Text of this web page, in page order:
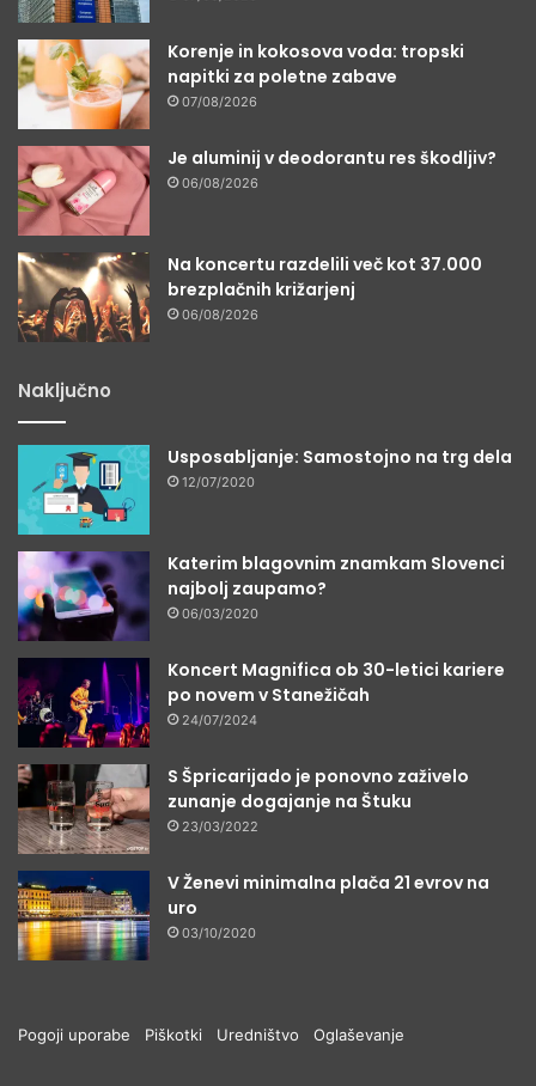
Korenje in kokosova voda: tropski
napitki za poletne zabave
07/08/2026
Je aluminij v deodorantu res škodljiv?
06/08/2026
Na koncertu razdelili več kot 37.000
brezplačnih križarjenj
06/08/2026
Naključno
Usposabljanje: Samostojno na trg dela
12/07/2020
Katerim blagovnim znamkam Slovenci
najbolj zaupamo?
06/03/2020
Koncert Magnifica ob 30-letici kariere
po novem v Stanežičah
24/07/2024
S Špricarijado je ponovno zaživelo
zunanje dogajanje na Štuku
23/03/2022
V Ženevi minimalna plača 21 evrov na
uro
03/10/2020
Pogoji uporabe Piškotki Uredništvo Oglaševanje